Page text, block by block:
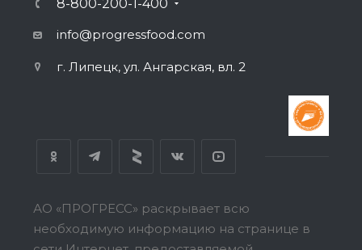
8-800-200-1-400
info@progressfood.com
г. Липецк, ул. Ангарская, вл. 2
АО «ПРОГРЕСС» раскрывает всю
необходимую информацию на странице в